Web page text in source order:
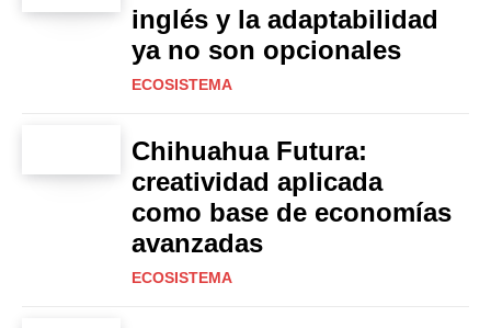
inglés y la adaptabilidad
ya no son opcionales
ECOSISTEMA
Chihuahua Futura:
creatividad aplicada
como base de economías
avanzadas
ECOSISTEMA